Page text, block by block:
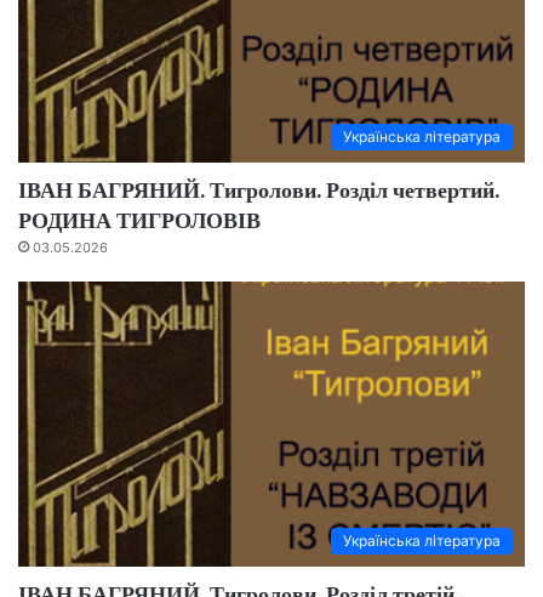
Українська література
ІВАН БАГРЯНИЙ. Тигролови. Розділ четвертий.
РОДИНА ТИГРОЛОВІВ
03.05.2026
Українська література